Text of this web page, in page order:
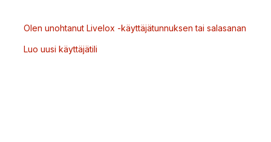
Olen unohtanut Livelox -käyttäjätunnuksen tai salasanan
Luo uusi käyttäjätili